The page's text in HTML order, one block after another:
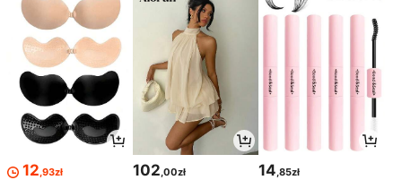
12 ,93zł 102 ,00zł 14 ,85zł